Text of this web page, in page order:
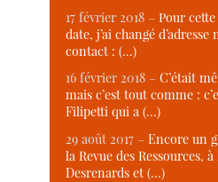
17 février 2018 –Pour
date, j’ai changé d’adresse
contact : (…)
16 février 2018 –C’était
mais c’est tout comme :
Filipetti qui a (…)
29 août 2017 –Encore un
la Revue des Ressources,
Desrenards et (…)